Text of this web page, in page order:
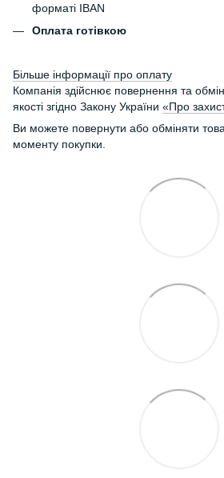
форматі IBAN
Оплата готівкою
Більше інформації про оплату
Компанія здійснює повернення та
якості згідно Закону України «Про
Ви можете повернути або обміняти
моменту покупки.